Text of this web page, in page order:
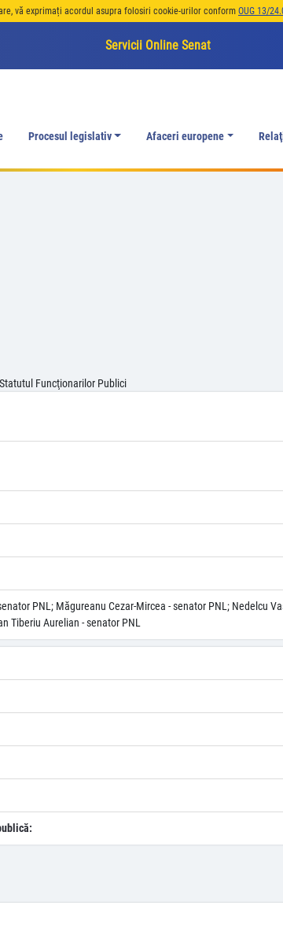
vă exprimați acordul asupra folosiri cookie-urilor conform OUG 13/
Servicii Online Senat
Procesul legislativ Afaceri europene
Funcţionarilor Publici
PNL; Măgureanu Cezar-Mircea - senator PNL; Nedelcu
Tiberiu Aurelian - senator PNL